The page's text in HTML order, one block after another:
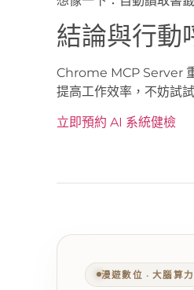
結論與行動
Chrome MCP Server
提高工作效率，不妨試
立即預約 AI 系統健檢
漫遊數位 ‧ 大腦算